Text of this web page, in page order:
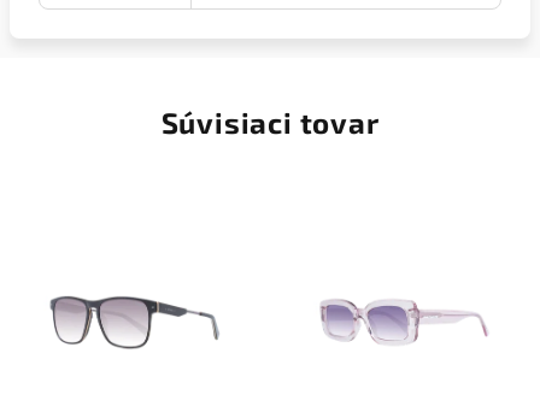
Súvisiaci tovar